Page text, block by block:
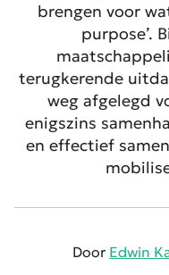
brengen voor
purpose’.
terugkerende
weg afgelegd
enigszins
en effectief
Door Edwin